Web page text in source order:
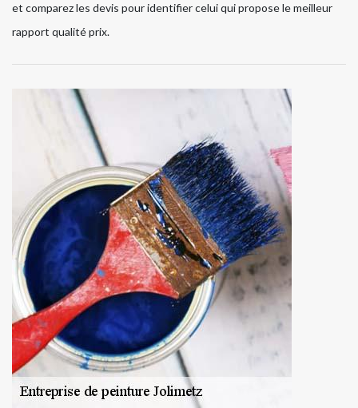
et comparez les devis pour identifier celui qui propose le meilleur
rapport qualité prix.